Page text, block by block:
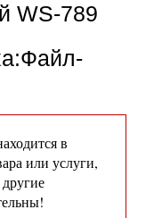
WS-789
в
или услуги,